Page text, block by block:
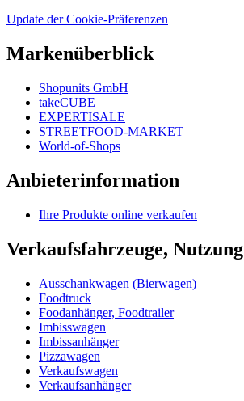
Update der Cookie-Präferenzen
Markenüberblick
Shopunits GmbH
takeCUBE
EXPERTISALE
STREETFOOD-MARKET
World-of-Shops
Anbieterinformation
Ihre Produkte online verkaufen
Verkaufsfahrzeuge, Nutzung
Ausschankwagen (Bierwagen)
Foodtruck
Foodanhänger, Foodtrailer
Imbisswagen
Imbissanhänger
Pizzawagen
Verkaufswagen
Verkaufsanhänger